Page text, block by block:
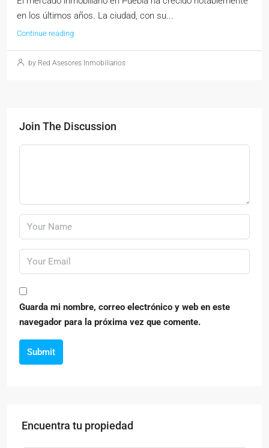
en los últimos años. La ciudad, con su...
Continue reading
by Red Asesores Inmobiliarios
Join The Discussion
Guarda mi nombre, correo electrónico y web en este
navegador para la próxima vez que comente.
Submit
Encuentra tu propiedad